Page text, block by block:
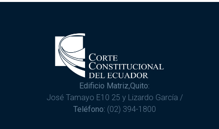
Edificio Matriz,Quito:
José Tamayo E10 25 y Lizardo García /
Teléfono: (02) 394-1800